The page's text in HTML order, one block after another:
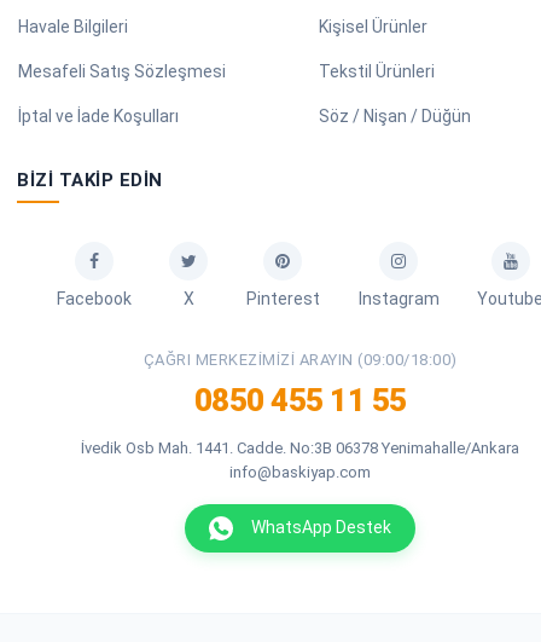
Havale Bilgileri
Mesafeli Satış Sözleşmesi
İptal ve İade Koşulları
Kişisel Ürünler
Tekstil Ürünleri
Söz / Nişan / Düğün
BIZI TAKIP EDIN
Facebook X Pinterest Instagram
ÇAĞRI MERKEZIMIZI ARAYIN (09:00/18:00)
0850 455 11 55
İvedik Osb Mah. 1441. Cadde. No:3B 06378 Yenimahalle/Ankara
info@baskiyap.com
WhatsApp Destek